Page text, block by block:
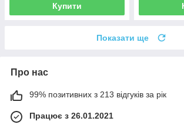
Купити
Показати ще
Про нас
99% позитивних з 213 відгуків за рік
Працює з 26.01.2021